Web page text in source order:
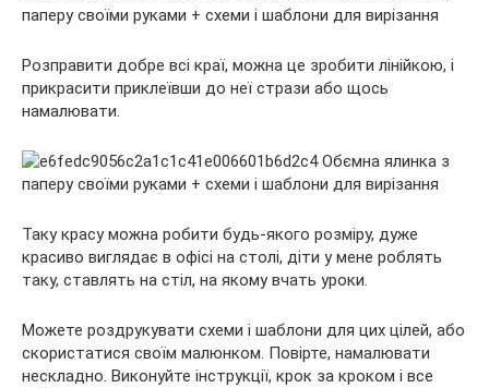
Розправити добре всі краї, можна це зробити лінійкою, і
прикрасити приклеївши до неї стрази або щось
намалювати.
Таку красу можна робити будь-якого розміру, дуже
красиво виглядає в офісі на столі, діти у мене роблять
таку, ставлять на стіл, на якому вчать уроки.
Можете роздрукувати схеми і шаблони для цих цілей, або
скористатися своїм малюнком. Повірте, намалювати
нескладно. Виконуйте інструкції, крок за кроком і все